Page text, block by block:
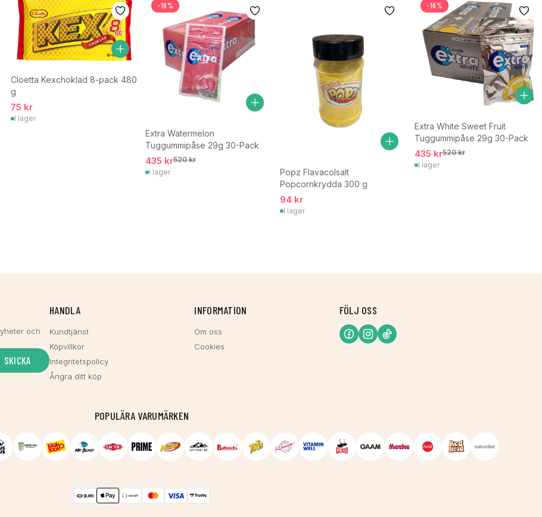
Cloetta Kexchoklad 8-pack 480
g
75 kr
I lager
-16%
Extra Watermelon
Tuggummipåse 29g 30-Pack
435 kr520 kr
I lager
Popz Flavacolsalt
Popcornkrydda 300 g
94 kr
I lager
-16%
Extra White Sweet Fruit
Tuggummipåse 29g 30-Pack
435 kr520 kr
I lager
och
SKICKA
HANDLA
Kundtjänst
Köpvillkor
Integritetspolicy
Ångra ditt köp
INFORMATION
Om oss
Cookies
FÖLJ OSS
POPULÄRA VARUMÄRKEN